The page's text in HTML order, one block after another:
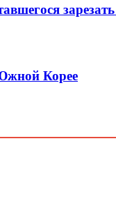
зарезать
Корее